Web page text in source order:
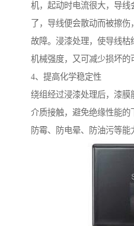
机，起动时电流很大，导
了，导线便会散动而被擦
故障。浸漆处理，使导线枯
机械强度，又可减少损坏的
4、提高化学稳定性
绕组经过浸漆处理后，漆
介质接触，避免绝缘性能
防霉、防电晕、防油污等能